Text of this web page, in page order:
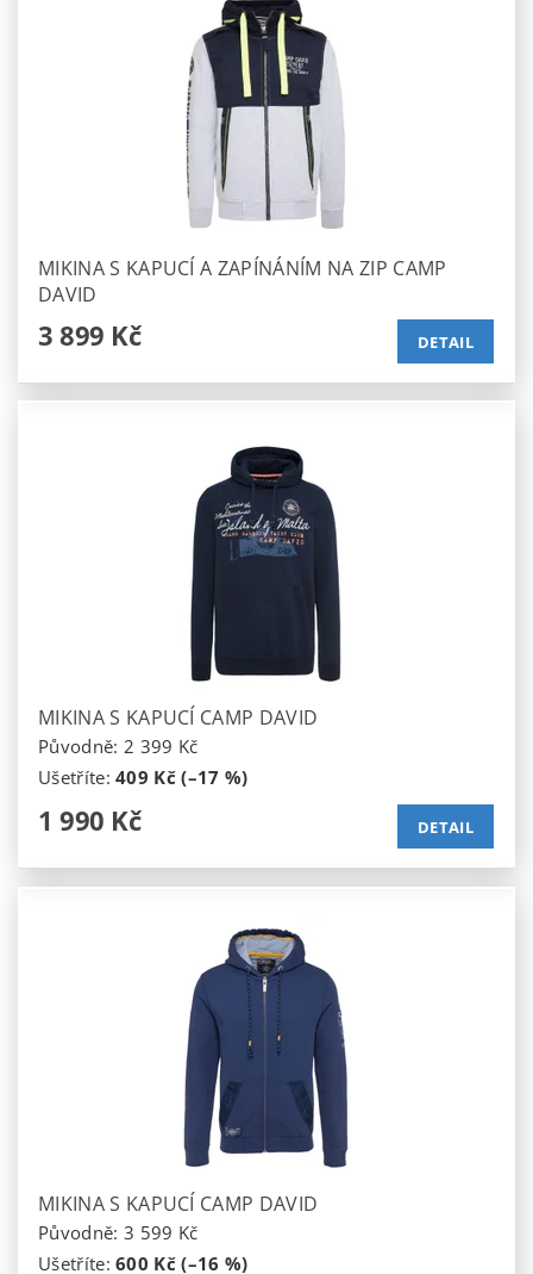
MIKINA S KAPUCÍ A ZAPÍNÁNÍM NA ZIP CAMP
DAVID
3 899 Kč DETAIL
MIKINA S KAPUCÍ CAMP DAVID
Původně: 2 399 Kč
Ušetříte:409 Kč (–17 %)
1 990 Kč DETAIL
MIKINA S KAPUCÍ CAMP DAVID
Původně: 3 599 Kč
Ušetříte:600 Kč (–16 %)